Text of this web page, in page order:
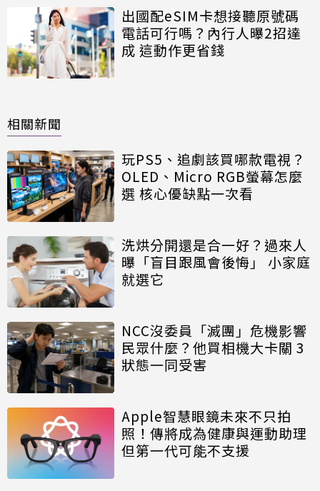
出國配eSIM卡想接聽原號碼
電話可行嗎？內行人曝2招達
成 這動作更省錢
相關新聞
玩PS5、追劇該買哪款電視？
OLED、Micro RGB螢幕怎麼
選 核心優缺點一次看
洗烘分開還是合一好？過來人
曝「盲目跟風會後悔」 小家庭
就選它
NCC沒委員「滅團」危機影響
民眾什麼？他買相機大卡關 3
狀態一同受害
Apple智慧眼鏡未來不只拍
照！傳將成為健康與運動助理
但第一代可能不支援